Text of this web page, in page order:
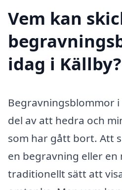
Vem kan
idag i Källby?
Begravningsblommor
del av att hedra och
som har gått bort. Att
en begravning eller
traditionellt sätt att